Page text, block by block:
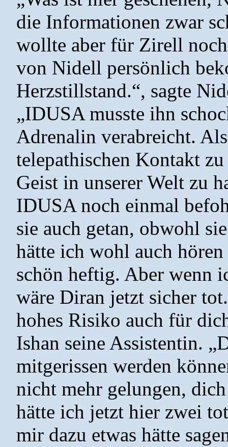
die Informationen zwar
wollte aber für Zirell
von Nidell persönlich
Herzstillstand.“, sagte
„IDUSA musste ihn
Adrenalin verabreicht.
telepathischen Kontakt
Geist in unserer Welt zu
IDUSA noch einmal
sie auch getan, obwohl
hätte ich wohl auch
schön heftig. Aber wenn
wäre Diran jetzt sicher
hohes Risiko auch für
Ishan seine Assistentin.
mitgerissen werden
nicht mehr gelungen,
hätte ich jetzt hier zwei
mir dazu etwas hätte